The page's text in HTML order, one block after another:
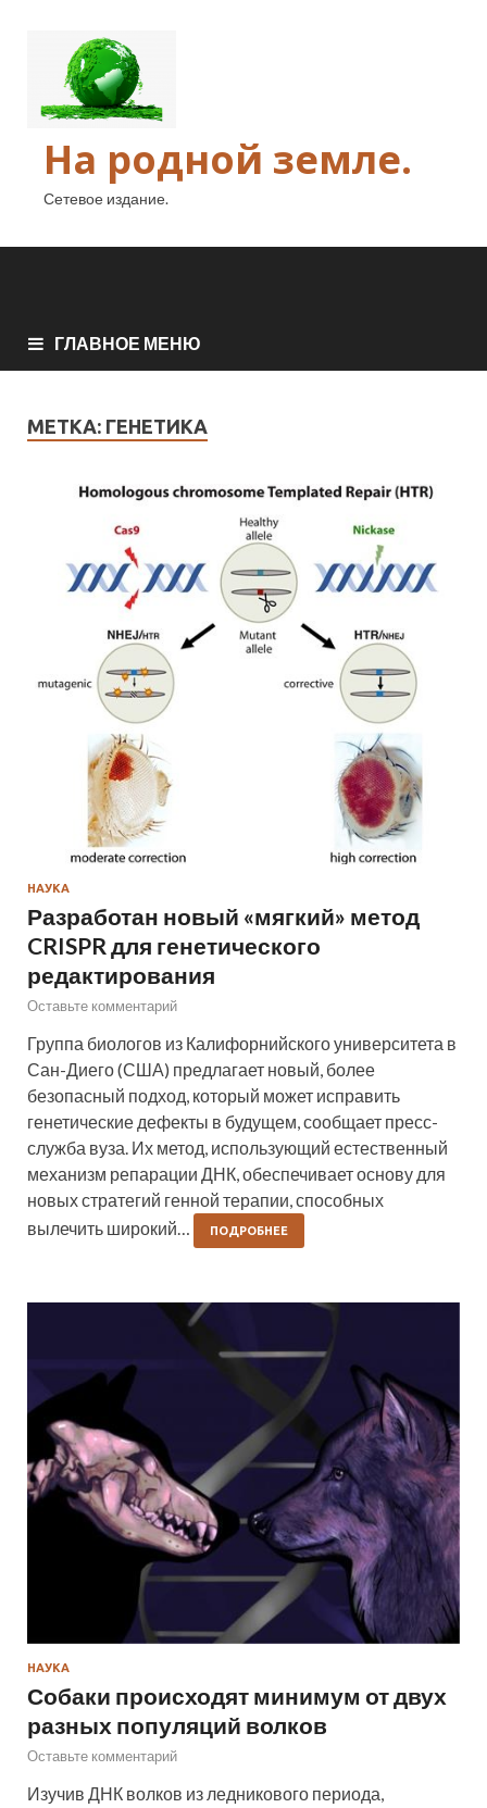
На родной земле.
Сетевое издание.
ГЛАВНОЕ МЕНЮ
МЕТКА: ГЕНЕТИКА
НАУКА
Разработан новый «мягкий» метод
CRISPR для генетического
редактирования
Оставьте комментарий
Группа биологов из Калифорнийского университета в
Сан-Диего (США) предлагает новый, более
безопасный подход, который может исправить
генетические дефекты в будущем, сообщает пресс-
служба вуза. Их метод, использующий естественный
механизм репарации ДНК, обеспечивает основу для
новых стратегий генной терапии, способных
вылечить широкий…
ПОДРОБНЕЕ
НАУКА
Собаки происходят минимум от двух
разных популяций волков
Оставьте комментарий
Изучив ДНК волков из ледникового периода,